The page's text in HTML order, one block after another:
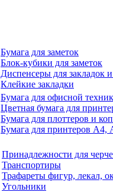
Бумага для заметок
Блок-кубики для заметок
Диспенсеры для закладок
Клейкие закладки
Бумага для офисной
Цветная бумага для
Бумага для плоттеров и
Бумага для принтеров А4,
Принадлежности для
Транспортиры
Трафареты фигур, лекал,
Угольники